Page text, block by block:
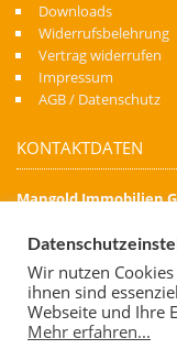
Downloads
Widerrufsbelehrung
Vertrag widerrufen
Impressum
AGB / Datenschutz
KONTAKTDATEN
Mangold Immobilien
Kapellenstraße 74
88471 Laupheim
Telefon: 07392 700 06 62
Mobil: 0173 7638 667
Wir nutzen
ihnen sind
Webseite und Ihre
Mehr erfahren...